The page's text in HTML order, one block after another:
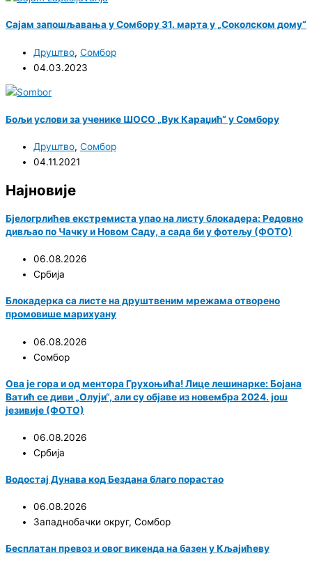
Сајам запошљавања у Сомбору 31. марта у „Соколском дому“
Друштво, Сомбор
04.03.2023
Бољи услови за ученике ШОСО „Вук Караџић“ у Сомбору
Друштво, Сомбор
04.11.2021
Најновије
Бјелогрлићев екстремиста упао на листу блокадера: Редовно
дивљао по Чачку и Новом Саду, а сада би у фотељу (ФОТО)
06.08.2026
Србија
Блокадерка са листе на друштвеним мрежама отворено
промовише марихуану
06.08.2026
Сомбор
Ова је гора и од ментора Грухоњића! Лице лешинарке: Бојана
Ватић се диви „Олуји“, али су објаве из новембра 2024. још
језивије (ФОТО)
06.08.2026
Србија
Водостај Дунава код Бездана благо порастао
06.08.2026
Западнобачки округ, Сомбор
Бесплатан превоз и овог викенда на базен у Кљајићеву